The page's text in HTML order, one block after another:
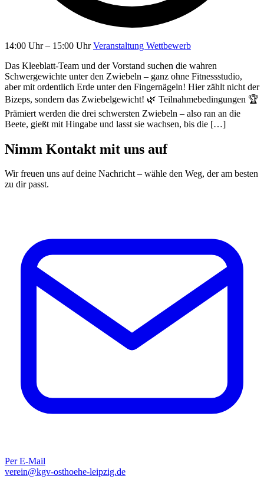
14:00 Uhr – 15:00 UhrVeranstaltung Wettbewerb
Das Kleeblatt‑Team und der Vorstand suchen die wahren
Schwergewichte unter den Zwiebeln – ganz ohne Fitnessstudio,
aber mit ordentlich Erde unter den Fingernägeln! Hier zählt nicht der
Bizeps, sondern das Zwiebelgewicht! 🌿 Teilnahmebedingungen 🏆
Prämiert werden die drei schwersten Zwiebeln – also ran an die
Beete, gießt mit Hingabe und lasst sie wachsen, bis die […]
Nimm Kontakt mit uns auf
Wir freuen uns auf deine Nachricht – wähle den Weg, der am besten
zu dir passt.
Per E-Mail
verein@kgv-osthoehe-leipzig.de